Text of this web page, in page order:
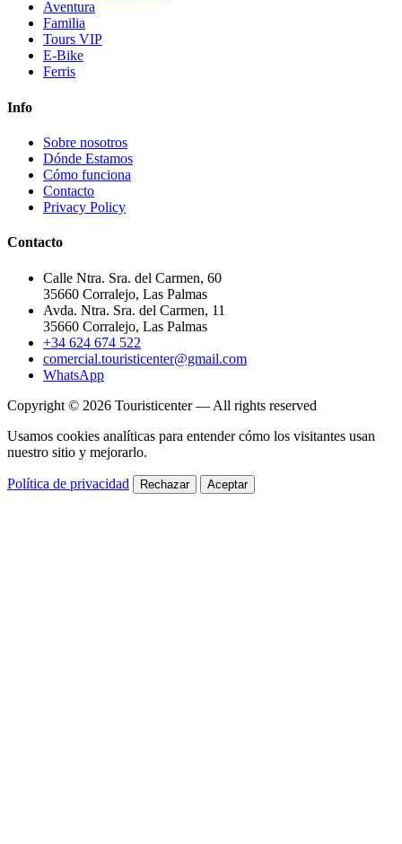
Aventura
Familia
Tours VIP
E-Bike
Ferris
Info
Sobre nosotros
Dónde Estamos
Cómo funciona
Contacto
Privacy Policy
Contacto
Calle Ntra. Sra. del Carmen, 60
35660 Corralejo, Las Palmas
Avda. Ntra. Sra. del Carmen, 11
35660 Corralejo, Las Palmas
+34 624 674 522
comercial.touristicenter@gmail.com
WhatsApp
Copyright © 2026 Touristicenter — All rights reserved
Usamos cookies analíticas para entender cómo los visitantes usan
nuestro sitio y mejorarlo.
Política de privacidad Rechazar Aceptar